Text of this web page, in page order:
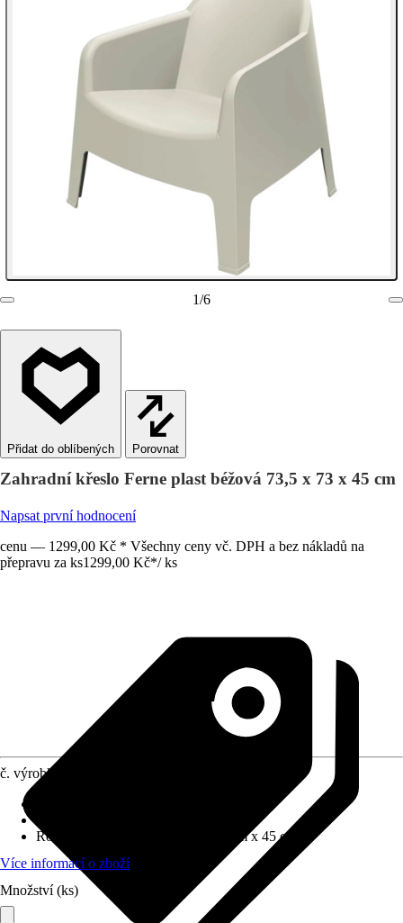
1/6
Porovnat
Zahradní křeslo Ferne plast béžová 73,5 x 73 x 45 cm
Napsat první hodnocení
cenu — 1299,00 Kč * Všechny ceny vč. DPH a bez nákladů na
přepravu za ks1299,00 Kč*/ ks
č. výrobku
Rozměry (ŠxVxH)
73 cm x 73.5 cm x 45 cm
Více informací o zboží
Množství (ks)